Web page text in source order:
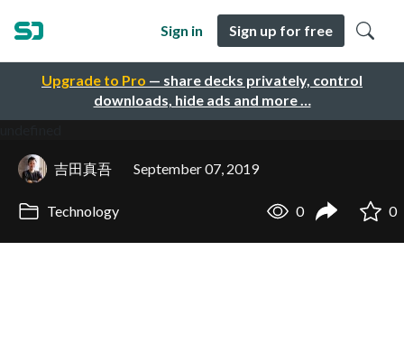
Upgrade to Pro — share decks privately, control
downloads, hide ads and more …
Sign in Sign up for free
吉田真吾 September 07, 2019
Technology 0 0